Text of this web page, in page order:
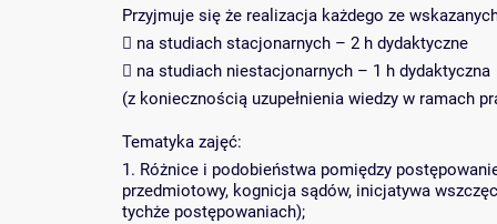
Przyjmuje się że realizacja każdego ze
 na studiach stacjonarnych – 2 h dydaktyczne
 na studiach niestacjonarnych – 1 h dydaktyczna
(z koniecznością uzupełnienia wiedzy w ramach
Tematyka zajęć:
1. Różnice i podobieństwa pomiędzy
przedmiotowy, kognicja sądów, inicjatywa
tychże postępowaniach);